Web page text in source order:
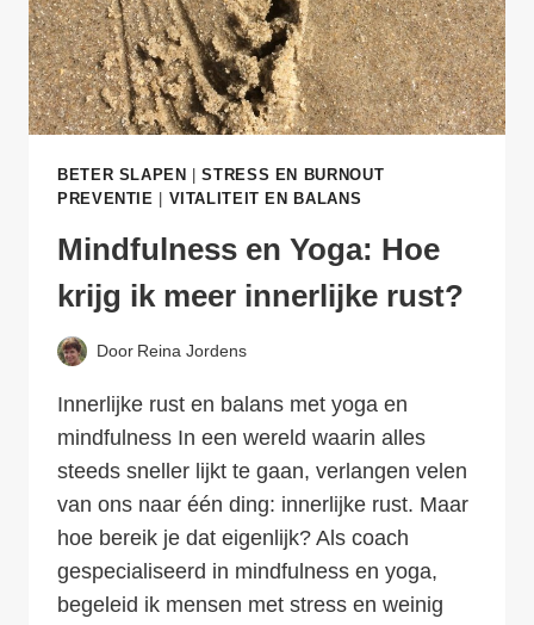
BETER SLAPEN |STRESS EN BURNOUT
PREVENTIE
VITALITEIT EN BALANS
Mindfulness en Yoga: Hoe
krijg ik meer innerlijke rust?
Door Reina Jordens
Innerlijke rust en balans met yoga en
mindfulness In een wereld waarin alles
steeds sneller lijkt te gaan, verlangen velen
van ons naar één ding: innerlijke rust. Maar
hoe bereik je dat eigenlijk? Als coach
gespecialiseerd in mindfulness en yoga,
begeleid ik mensen met stress en weinig